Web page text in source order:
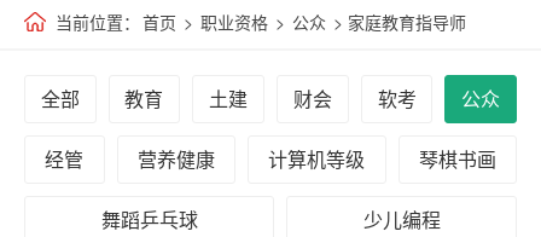
当前位置： 首页 > 职业资格 > 公众 > 家庭教育指导师
全部 教育 土建 财会 软考 公众
经管 营养健康 计算机等级 琴棋书画
舞蹈乒乓球 少儿编程